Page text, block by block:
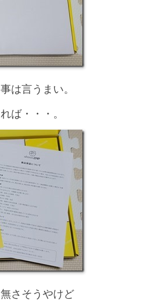
は言うまい。
ば・・・。
さそうやけど